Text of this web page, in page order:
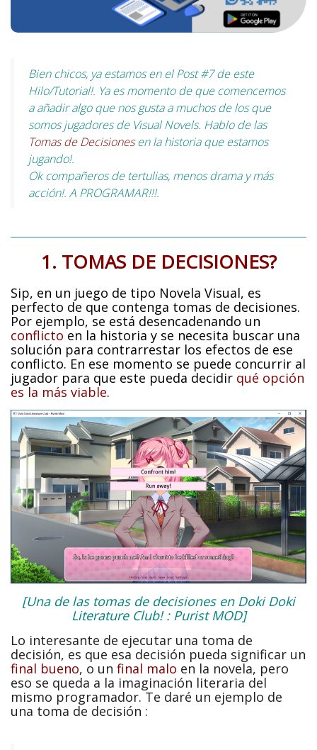
Bien chicos, ya estamos en el Post #7 de este
Hilo/Tutorial!. Ya es momento de que comencemos
a añadir algo que nos gusta a muchos de los que
somos jugadores de Visual Novels. Hablo de las
Tomas de Decisiones en la historia que estamos
jugando!.
Ok compañeros de tertulias, menos drama y más
acción!. A PROGRAMAR!!!.
1. TOMAS DE DECISIONES?
Sip, en un juego de tipo Novela Visual, es
perfecto de que contenga tomas de decisiones.
Por ejemplo, se está desencadenando un
conflicto en la historia y se necesita buscar una
solución para contrarrestar los efectos de ese
conflicto. En ese momento se puede concurrir al
jugador para que este pueda decidir qué opción
es la más viable.
[Una de las tomas de decisiones en Doki Doki
Literature Club! : Purist MOD]
Lo interesante de ejecutar una toma de
decisión, es que esa decisión pueda significar un
final bueno, o un final malo en la novela, pero
eso se queda a la imaginación literaria del
mismo programador. Te daré un ejemplo de
una toma de decisión :